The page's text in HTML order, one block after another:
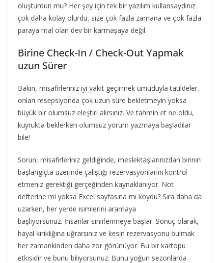
oluşturdun mu? Her şey için tek bir yazılım kullansaydınız
çok daha kolay olurdu, size çok fazla zamana ve çok fazla
paraya mal olan dev bir karmaşaya değil.
Birine Check-In / Check-Out Yapmak
uzun Sürer
Bakın, misafirleriniz iyi vakit geçirmek umuduyla tatildeler,
onları resepsiyonda çok uzun süre bekletmeyin yoksa
büyük bir olumsuz eleştiri alırsınız. Ve tahmin et ne oldu,
kuyrukta beklerken olumsuz yorum yazmaya başladılar
bile!
Sorun, misafirleriniz geldiğinde, meslektaşlarınızdan birinin
başlangıçta üzerinde çalıştığı rezervasyonlarını kontrol
etmeniz gerektiği gerçeğinden kaynaklanıyor. Not
defterine mi yoksa Excel sayfasına mı koydu? Sıra daha da
uzarken, her yerde isimlerini aramaya
başlıyorsunuz. İnsanlar sinirlenmeye başlar. Sonuç olarak,
hayal kırıklığına uğrarsınız ve kesin rezervasyonu bulmak
her zamankinden daha zor görünüyor. Bu bir kartopu
etkisidir ve bunu biliyorsunuz. Bunu yoğun sezonlarda